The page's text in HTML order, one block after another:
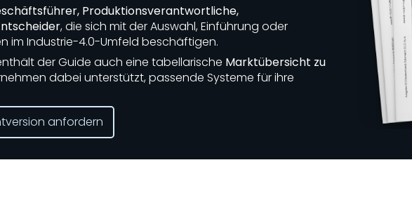
Produktionsverantwortliche,
, die sich mit der Auswahl, Einführung oder
im Industrie-4.0-Umfeld beschäftigen.
der Guide auch eine tabellarische Marktübersicht zu
dabei unterstützt, passende Systeme für ihre
anfordern